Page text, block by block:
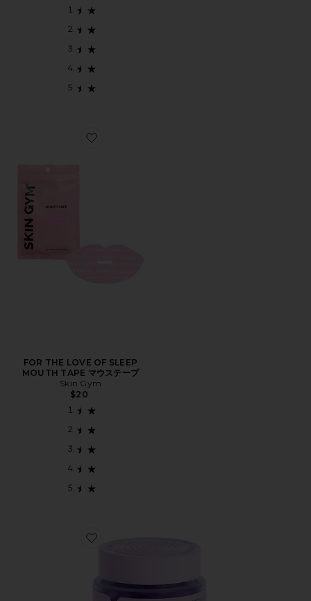
Favorite FOR THE LOVE OF SLEEP MOUTH TAPE マ
FOR THE LOVE OF SLEEP
MOUTH TAPE マウステープ
Skin Gym
$20
Favorite サプリメント